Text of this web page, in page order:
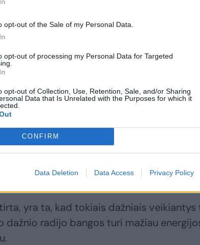
opt-out of the Sale of my Personal Data.
opt-out of processing my Personal Data for Targeted
opt-out of Collection, Use, Retention, Sale, and/or Sharing
Data that Is Unrelated with the Purposes for which it
CONFIRM
Data Deletion Data Access Privacy Policy
–
aptiko
ką netikėto
skirtingų uolienų
mėginių aptiko
gyvybės blokų“
yra ta, kad tokiais dažniais veikiantys
dažnio radijo bangos turi mažiau